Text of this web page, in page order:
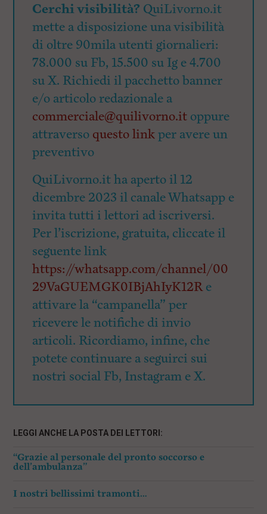
Cerchi visibilità? QuiLivorno.it
mette a disposizione una visibilità
di oltre 90mila utenti giornalieri:
78.000 su Fb, 15.500 su Ig e 4.700
su X. Richiedi il pacchetto banner
e/o articolo redazionale a
commerciale@quilivorno.it oppure
attraverso questo linkper avere un
preventivo
QuiLivorno.it ha aperto il 12
dicembre 2023 il canale Whatsapp e
invita tutti i lettori ad iscriversi.
Per l’iscrizione, gratuita, cliccate il
seguente link
https://whatsapp.com/channel/00
29VaGUEMGK0IBjAhIyK12Re
attivare la “campanella” per
ricevere le notifiche di invio
articoli. Ricordiamo, infine, che
potete continuare a seguirci sui
nostri social Fb, Instagram e X.
LEGGI ANCHE LA POSTA DEI LETTORI:
“Grazie al personale del pronto soccorso e
dell’ambulanza”
I nostri bellissimi tramonti…